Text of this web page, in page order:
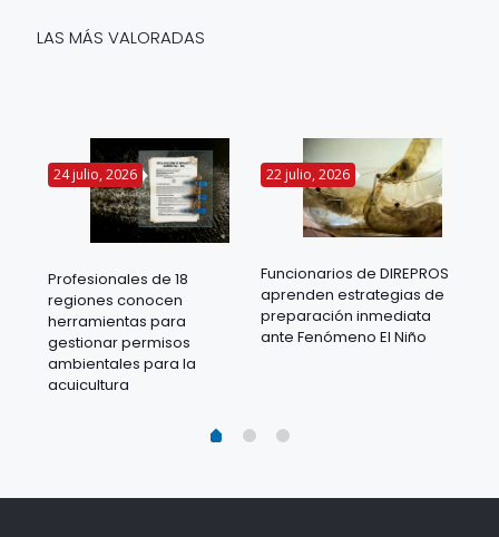
LAS MÁS VALORADAS
24 julio, 2026
Profesionales de 18
regiones conocen
herramientas para
gestionar permisos
ambientales para la
acuicultura
22 julio, 2026
Funcionarios de DIREPROS
aprenden estrategias de
preparación inmediata
ante Fenómeno El Niño